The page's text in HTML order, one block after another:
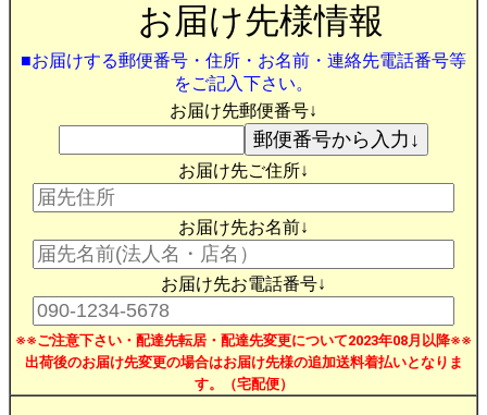
お届け先様情報
■お届けする郵便番号・住所・お名前・連絡先電話番号等
をご記入下さい。
お届け先郵便番号↓
お届け先ご住所↓
お届け先お名前↓
お届け先お電話番号↓
※※ご注意下さい・配達先転居・配達先変更について2023年08月以降※※
出荷後のお届け先変更の場合はお届け先様の追加送料着払いとなりま
す。（宅配便）